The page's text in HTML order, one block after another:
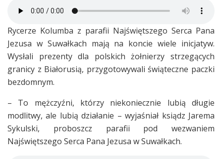
Rycerze Kolumba z parafii Najświętszego Serca Pana
Jezusa w Suwałkach mają na koncie wiele inicjatyw.
Wysłali prezenty dla polskich żołnierzy strzegących
granicy z Białorusią, przygotowywali świąteczne paczki
bezdomnym.
– To mężczyźni, którzy niekoniecznie lubią długie
modlitwy, ale lubią działanie – wyjaśniał ksiądz Jarema
Sykulski, proboszcz parafii pod wezwaniem
Najświętszego Serca Pana Jezusa w Suwałkach.